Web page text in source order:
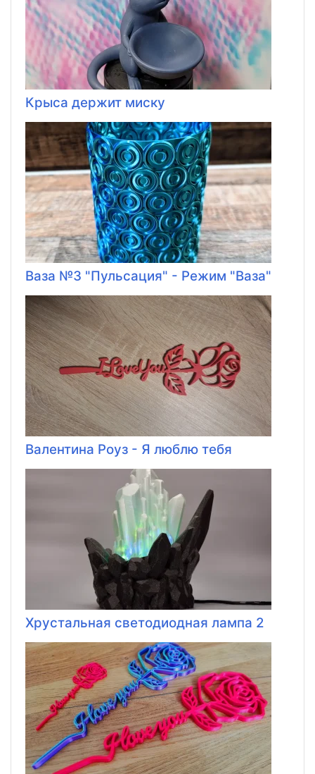
Крыса держит миску
Ваза №3 "Пульсация" - Режим "Ваза"
Валентина Роуз - Я люблю тебя
Хрустальная светодиодная лампа 2